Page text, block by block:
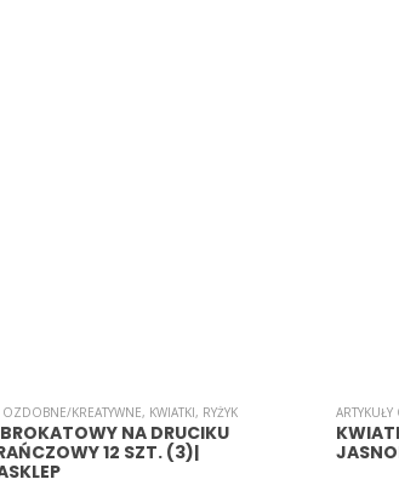
OZDOBNE/KREATYWNE, KWIATKI, RYŻYK
BROKATOWY NA DRUCIKU
12 SZT. (3)|